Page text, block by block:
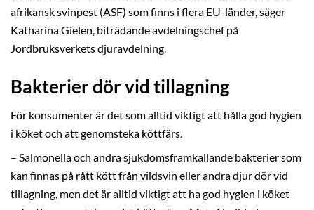
afrikansk svinpest (ASF) som finns i flera EU-länder, säger
Katharina Gielen, biträdande avdelningschef på
Jordbruksverkets djuravdelning.
Bakterier dör vid tillagning
För konsumenter är det som alltid viktigt att hålla god hygien
i köket och att genomsteka köttfärs.
– Salmonella och andra sjukdomsframkallande bakterier som
kan finnas på rått kött från vildsvin eller andra djur dör vid
tillagning, men det är alltid viktigt att ha god hygien i köket